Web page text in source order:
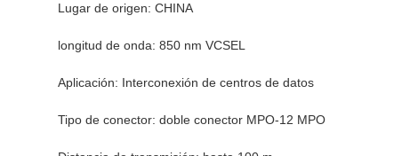
Lugar de origen: CHINA
longitud de onda: 850 nm VCSEL
Aplicación: Interconexión de centros de datos
Tipo de conector: doble conector MPO-12 MPO